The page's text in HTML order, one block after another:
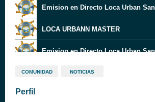
LOCA URBANN MASTER
Loca URBAN CADENA
COMUNIDAD NOTICIAS
Perfil